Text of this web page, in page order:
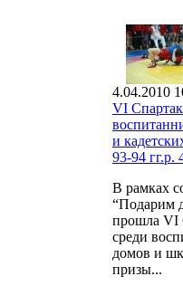
4.04.2010
VI
и
93-94 гг.р.
В рамках
“Подарим
прошла VI
среди
домов и
призы...